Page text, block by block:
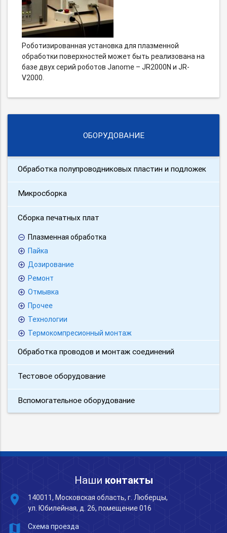
Роботизированная установка для плазменной
обработки поверхностей может быть реализована на
базе двух серий роботов Janome – JR2000N и JR-
V2000.
ОБОРУДОВАНИЕ
Обработка полупроводниковых пластин и подложек
Микросборка
Сборка печатных плат
Плазменная обработка
Пайка
Дозирование
Ремонт
Отмывка
Прочее
Технологии
Термокомпресионный монтаж
Обработка проводов и монтаж соединений
Тестовое оборудование
Вспомогательное оборудование
Наши контакты
place
140011, Московская область, г. Люберцы,
ул. Юбилейная, д. 26, помещение 016
map Схема проезда